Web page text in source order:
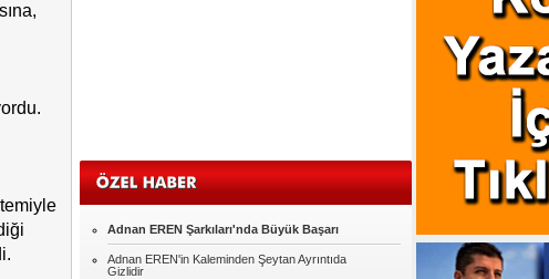
Şennur ROTA
Seksin Kumaşı
Abdulkadir YILMAZ
Adnan EREN Şarkıları'nda Büyük Başarı
Adnan EREN'in Kaleminden Şeytan Ayrıntıda
Gizlidir